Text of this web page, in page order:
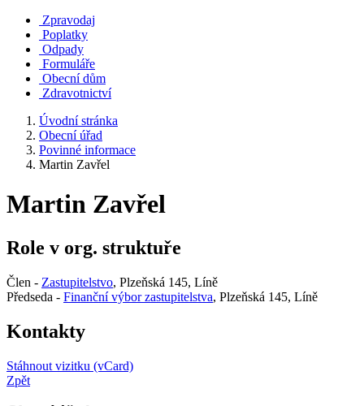
Zpravodaj
Poplatky
Odpady
Formuláře
Obecní dům
Zdravotnictví
Úvodní stránka
Obecní úřad
Povinné informace
Martin Zavřel
Martin Zavřel
Role v org. struktuře
Člen - Zastupitelstvo, Plzeňská 145, Líně
Předseda - Finanční výbor zastupitelstva, Plzeňská 145, Líně
Kontakty
Stáhnout vizitku (vCard)
Zpět